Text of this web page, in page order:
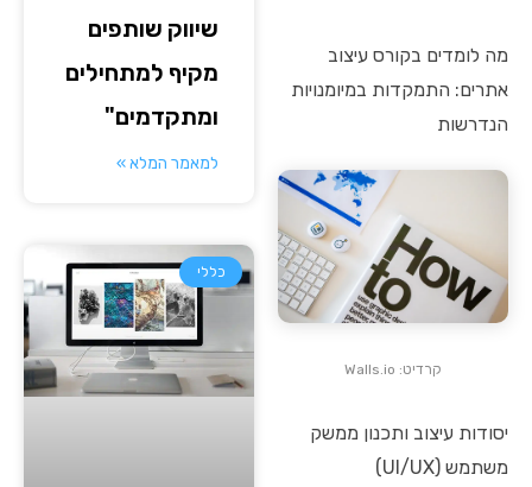
מה לומדים בקורס עיצוב
אתרים: התמקדות במיומנויות
הנדרשות
קרדיט: Walls.io
יסודות עיצוב ותכנון ממשק
משתמש (UI/UX)
שיווק שותפים
מקיף למתחילים
ומתקדמים"
למאמר המלא »
כללי